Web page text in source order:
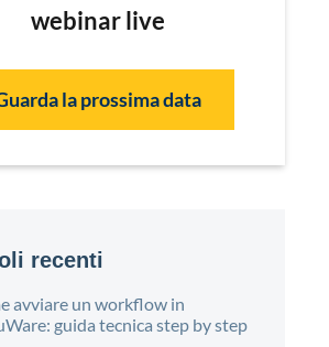
webinar live
la prossima data
recenti
avviare un workflow in
guida tecnica step by step